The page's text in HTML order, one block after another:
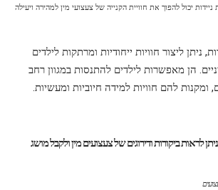
יכול להפוך את חוויית הקנייה של צעצועי מין למהירה ויעילה
ניתן ליצור חוויות ייחודיות ומרתקות לילדים
הן מאפשרות לילדים להתנסות במגוון רחב
ומקנות להם חוויות למידה חיוביות ומעשיות.
לראות ביקורות ודירוגים של צעצועים מין ולקבל מושג